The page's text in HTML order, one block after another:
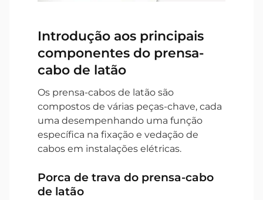
Introdução aos principais
componentes do prensa-
cabo de latão
Os prensa-cabos de latão são
compostos de várias peças-chave, cada
uma desempenhando uma função
específica na fixação e vedação de
cabos em instalações elétricas.
Porca de trava do prensa-cabo
de latão